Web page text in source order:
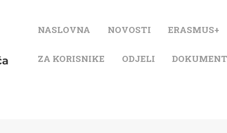
NASLOVNA NOVOSTI ERASMUS+
ZA KORISNIKE ODJELI